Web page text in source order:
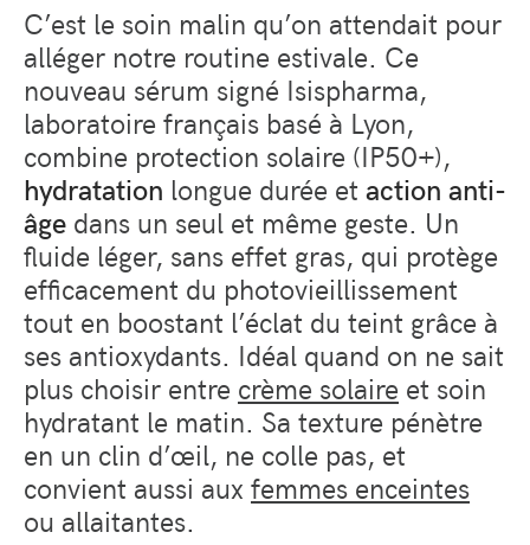
C’est le soin malin qu’on attendait pour
alléger notre routine estivale. Ce
nouveau sérum signé Isispharma,
laboratoire français basé à Lyon,
combine protection solaire (IP50+),
hydratation longue durée et action anti-
âge dans un seul et même geste. Un
fluide léger, sans effet gras, qui protège
efficacement du photovieillissement
tout en boostant l’éclat du teint grâce à
ses antioxydants. Idéal quand on ne sait
plus choisir entre crème solaire et soin
hydratant le matin. Sa texture pénètre
en un clin d’œil, ne colle pas, et
convient aussi aux femmes enceintes
ou allaitantes.